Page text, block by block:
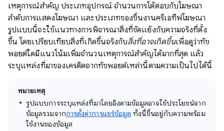
เหตุการณ์สำคัญ ประเภทอุปกรณ์ จำนวนการโต้ตอบกับโฆษณา
ลำดับการแสดงโฆษณา และประเภทของชิ้นงานครีเอทีฟโฆษณา
รูปแบบนี้จะใช้แนวทางการพิจารณาสิ่งที่ขัดแย้งกับความจริงที่ตั้ง
ขึ้น โดยเปรียบเทียบสิ่งที่เกิดขึ้นจริงกับสิ่งที่อาจเกิดขึ้นเพื่อดูว่าทัช
พอยต์ใดมีแนวโน้มเพิ่มจำนวนเหตุการณ์สำคัญได้มากที่สุด แล้ว
ระบุแหล่งที่มาของเครดิตจากทัชพอยต์เหล่านี้ตามความเป็นไปได้นี้
หมายเหตุ
รูปแบบการระบุแหล่งที่มาโดยอิงตามข้อมูลอาจใช้ประโยชน์จาก
ข้อมูลรวมจากการตั้งค่าการแชร์ข้อมูล ทั้งนี้ขึ้นอยู่กับความพร้อม
ใช้งานของข้อมูล